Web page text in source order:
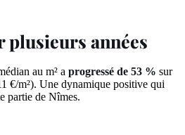
plusieurs années
au m² a progressé de 53 % sur
€/m²). Une dynamique positive qui
partie de Nîmes.